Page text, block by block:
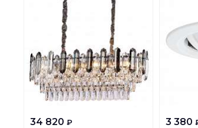
34 820 ₽ 3 380